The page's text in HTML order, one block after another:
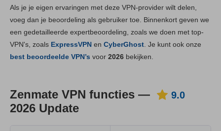
Belangrijkste functies 9.0
Installatie en apps 9.2
Betrouwbaarheid & Ondersteuning 9.2
Als je je eigen ervaringen met deze VPN-provider wilt delen,
voeg dan je beoordeling als gebruiker toe. Binnenkort geven we
een gedetailleerde expertbeoordeling, zoals we doen met top-
VPN's, zoals ExpressVPN en CyberGhost . Je kunt ook onze
best beoordeelde VPN’s voor 2026 bekijken.
Zenmate VPN functies —
2026 Update
9.0